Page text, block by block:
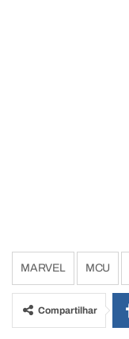
MARVEL MCU
Compartilhar